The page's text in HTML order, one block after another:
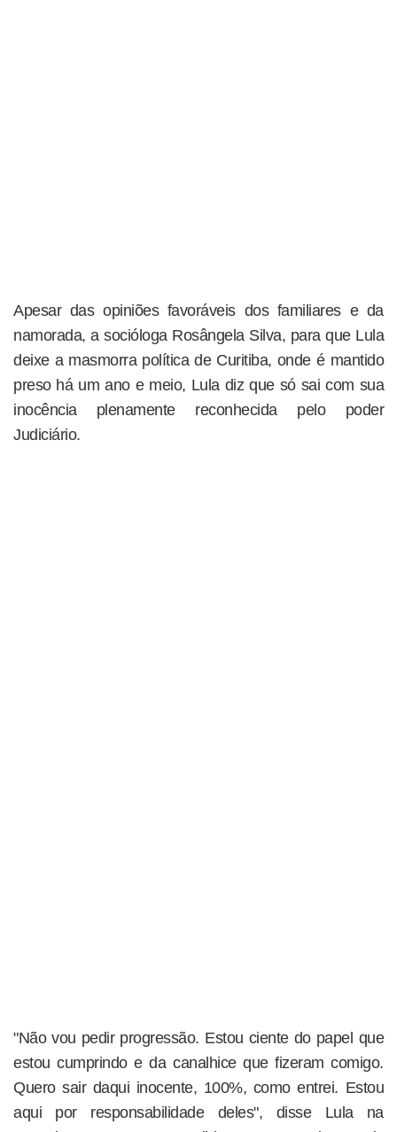
Apesar das opiniões favoráveis dos familiares e da
namorada, a socióloga Rosângela Silva, para que Lula
deixe a masmorra política de Curitiba, onde é mantido
preso há um ano e meio, Lula diz que só sai com sua
inocência plenamente reconhecida pelo poder
Judiciário.
"Não vou pedir progressão. Estou ciente do papel que
estou cumprindo e da canalhice que fizeram comigo.
Quero sair daqui inocente, 100%, como entrei. Estou
aqui por responsabilidade deles", disse Lula na